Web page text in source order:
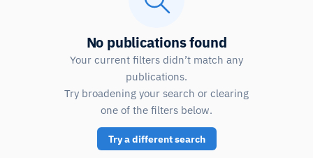
No publications found
Your current filters didn’t match any
publications.
Try broadening your search or clearing
one of the filters below.
Try a different search